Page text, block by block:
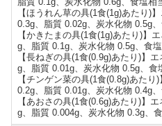
【ほうれん草の具(1食(1g)あたり)
0.3g、脂質 0.02g、炭水化物 0.5g
【かきたまの具(1食(1g)あたり)】
g、脂質 0.1g、炭水化物 0.5g、食
【長ねぎの具(1食(0.9g)あたり)】
g、脂質 0.01g、炭水化物 0.5g、食
【チンゲン菜の具(1食(0.8g)あた
0.2g、脂質 0.01g、炭水化物 0.4g
【あおさの具(1食(0.6g)あたり)】
g、脂質 0.004g、炭水化物 0.3g、